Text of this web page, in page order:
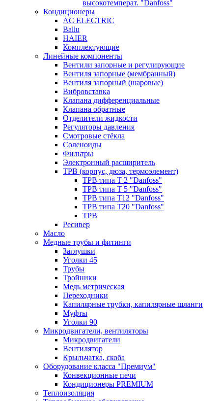
высокотемперат. "Danfoss"
Кондиционеры
AC ELECTRIC
Ballu
HAIER
Комплектующие
Линейные компоненты
Вентили запорные и регулирующие
Вентиля запорные (мембранный)
Вентиля запорный (шаровые)
Вибровставка
Клапана дифференциальные
Клапана обратные
Отделители жидкости
Регуляторы давления
Смотровые стёкла
Соленоиды
Фильтры
Электронный расширитель
ТРВ (корпус, дюза, термоэлемент)
ТРВ типа Т 2 "Danfoss"
ТРВ типа Т 5 "Danfoss"
ТРВ типа Т12 "Danfoss"
ТРВ типа Т20 "Danfoss"
ТРВ
Ресивер
Масло
Медные трубы и фитинги
Заглушки
Уголки 45
Трубы
Тройники
Медь метрическая
Переходники
Капилярные трубки, капилярные шланги
Муфты
Уголки 90
Микродвигатели, вентиляторы
Микродвигатели
Вентилятор
Крыльчатка, скоба
Оборудование класса "Премиум"
Конвекционные печи
Кондиционеры PREMIUM
Теплоизоляция